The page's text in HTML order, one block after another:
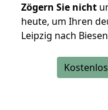
Zögern Sie nicht
heute, um Ihren
Leipzig nach